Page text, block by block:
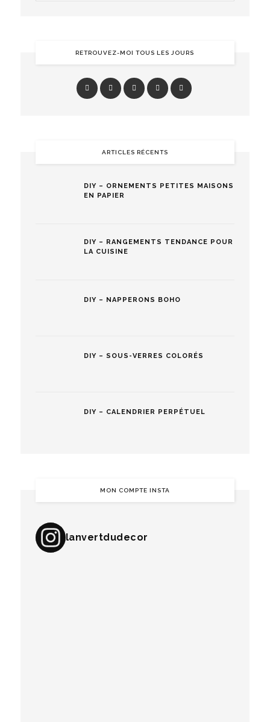
RETROUVEZ-MOI TOUS LES JOURS
ARTICLES RÉCENTS
DIY – ORNEMENTS PETITES MAISONS
EN PAPIER
DIY – RANGEMENTS TENDANCE POUR
LA CUISINE
DIY – NAPPERONS BOHO
DIY – SOUS-VERRES COLORÉS
DIY – CALENDRIER PERPÉTUEL
MON COMPTE INSTA
lanvertdudecor